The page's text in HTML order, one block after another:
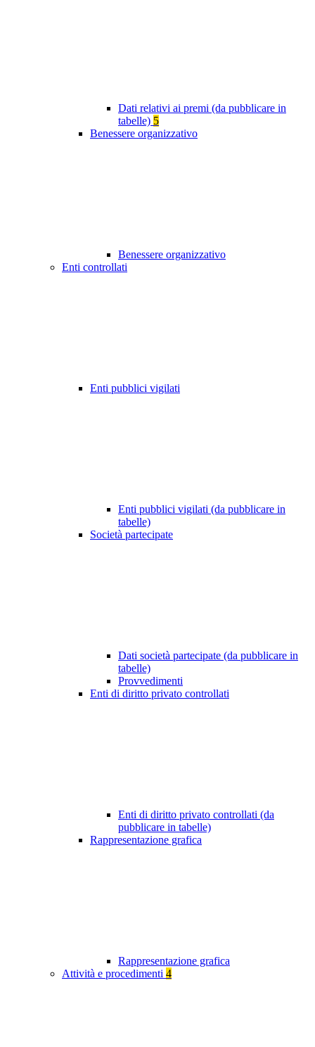
Dati relativi ai premi (da pubblicare in
tabelle) 5
Benessere organizzativo
Benessere organizzativo
Enti controllati
Enti pubblici vigilati
Enti pubblici vigilati (da pubblicare in
tabelle)
Società partecipate
Dati società partecipate (da pubblicare in
tabelle)
Provvedimenti
Enti di diritto privato controllati
Enti di diritto privato controllati (da
pubblicare in tabelle)
Rappresentazione grafica
Rappresentazione grafica
Attività e procedimenti 4